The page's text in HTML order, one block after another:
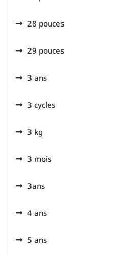
28 pouces
29 pouces
3 ans
3 cycles
3 kg
3 mois
3ans
4 ans
5 ans